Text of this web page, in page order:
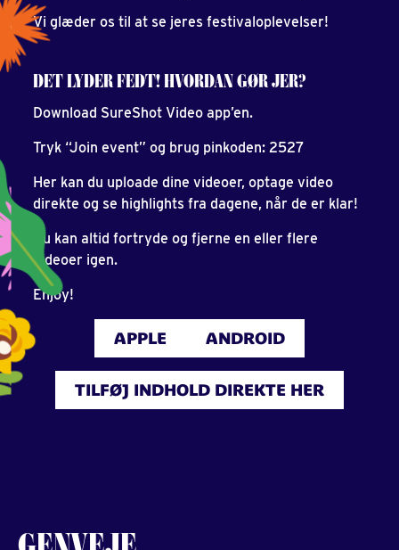
Vi glæder os til at se jeres festivaloplevelser!
DET LYDER FEDT! HVORDAN GØR JER?
Download SureShot Video app’en.
Tryk “Join event” og brug pinkoden: 2527
Her kan du uploade dine videoer, optage video
direkte og se highlights fra dagene, når de er klar!
Du kan altid fortryde og fjerne en eller flere
videoer igen.
Enjoy!
APPLE ANDROID
TILFØJ INDHOLD DIREKTE HER